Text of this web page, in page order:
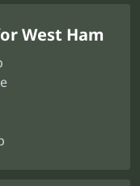
West Ham